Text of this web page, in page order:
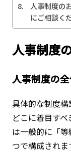
人事制度の
にご相談く
人事制度
人事制度の
具体的な制度
どこに着目す
は一般的に「
つで構成され